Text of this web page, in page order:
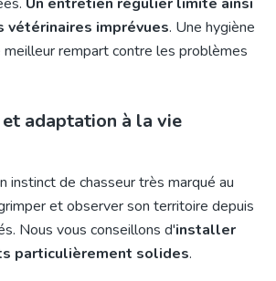
imprévues. Une hygiène
rempart contre les problèmes
adaptation à la vie
instinct de chasseur très marqué au
et observer son territoire depuis
Nous vous conseillons d'installer
particulièrement solides.